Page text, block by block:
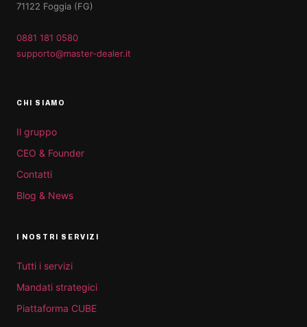
71122 Foggia (FG)
0881 181 0580
supporto@master-dealer.it
CHI SIAMO
Il gruppo
CEO & Founder
Contatti
Blog & News
I NOSTRI SERVIZI
Tutti i servizi
Mandati strategici
Piattaforma CUBE